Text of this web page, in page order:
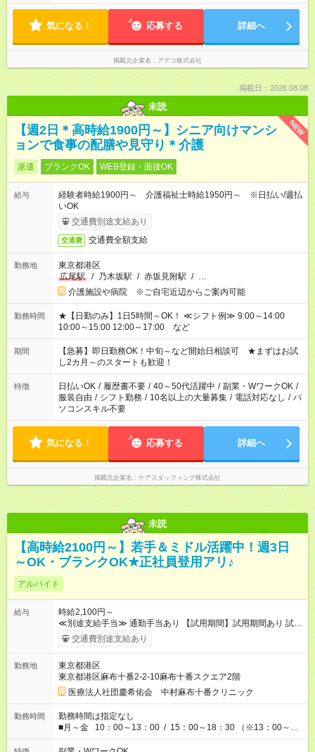
気になる！ 応募する 詳細へ
掲載元企業名 アデコ株式会社
掲載日：2026.08.08
未読
NEW
【週2日＊高時給1900円～】シニア向けマンシ
ョンで食事の配膳や見守り＊介護
派遣 ブランクOK WEB登録・面接OK
給与
経験者時給1900円～ 介護福祉士時給1950円～ ※日払い/週払
いOK
交通費別途支給あり
交通費 交通費全額支給
勤務地
東京都港区
広尾駅
/ 乃木坂駅 / 赤坂見附駅 / …
介護施設や病院 ※ご自宅近辺からご案内可能
勤務時間
★【日勤のみ】1日5時間～OK！ ≪シフト例≫ 9:00～14:00
10:00～15:00 12:00～17:00 など
期間
【急募】即日勤務OK！中旬～など開始日相談可 ★まずはお試
し2カ月～のスタートも歓迎！
特徴 日払いOK / 履歴書不要 / 40～50代活躍中 / 副業・WワークOK /
服装自由 / シフト勤務 / 10名以上の大量募集 / 電話対応なし / パ
ソコンスキル不要
気になる！ 応募する 詳細へ
掲載元企業名 ケアスタッフィング株式会社
未読
【高時給2100円～】若手＆ミドル活躍中！週3日
～OK・ブランクOK★正社員登用アリ♪
アルバイト
給与
時給2,100円～
≪別途支給手当≫ 通勤手当あり 【試用期間】試用期間あり 試用
期間の長さ：6ヶ月 雇用形態、給与は本採用時と同じです。 試
用期間3～6ヶ月（同条件） ※試用期間の長さは個人のスキルや
交通費別途支給あり
勤務地
東京都港区
東京都港区麻布十番2-2-10麻布十番スクエア2階
医療法人社団慶希佑会 中村麻布十番クリニック
勤務時間
勤務時間は指定なし
■月～金 10：00～13：00 / 15：00～18：30 （※13：00～
15：00 120分休憩あり） ■土 9：00～12：00 ※休憩なし ★
所定労働日数：週3日～ ※勤務時間、曜日についてお気軽にご相